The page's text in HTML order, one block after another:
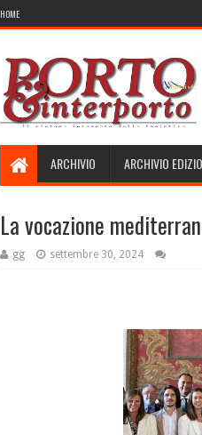
HOME
ARCHIVIO ARCHIVIO
La vocazione
gg settembre 30, 2024